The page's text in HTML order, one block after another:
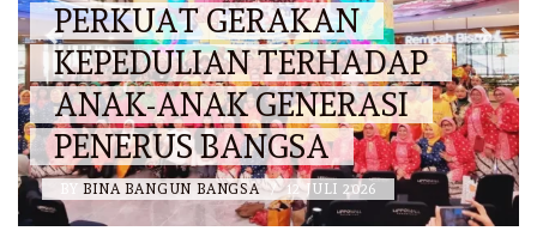
PERKUAT GERAKAN
KEPEDULIAN TERHADAP
ANAK-ANAK GENERASI
PENERUS BANGSA
BY BINA BANGUN BANGSA / 12 JULI 2026